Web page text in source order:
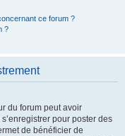
ce forum ?
?
du forum peut avoir
pour poster des
de bénéficier de